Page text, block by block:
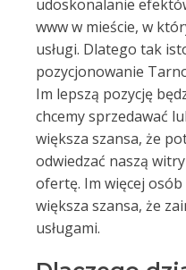
udoskonalanie
www w mieście, w
usługi. Dlatego tak
pozycjonowanie
Im lepszą pozycję
chcemy sprzedawać
większa szansa, że
odwiedzać naszą
ofertę. Im więcej
większa szansa, że
usługami.